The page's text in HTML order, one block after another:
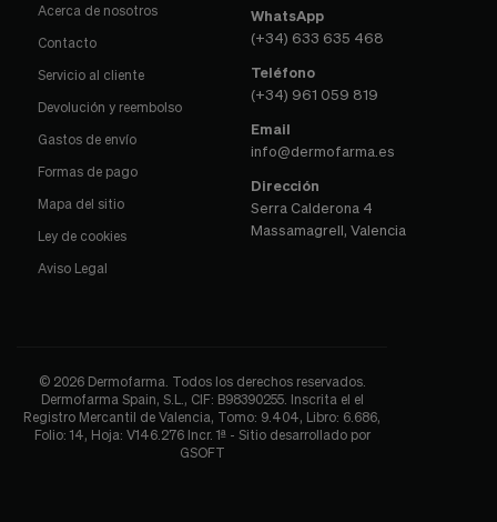
Acerca de nosotros
Contacto
Servicio al cliente
Devolución y reembolso
Gastos de envío
Formas de pago
Mapa del sitio
Ley de cookies
Aviso Legal
WhatsApp
(+34) 633 635 468
Teléfono
(+34) 961 059 819
Email
info@dermofarma.es
Dirección
Serra Calderona 4
Massamagrell, Valencia
© 2026 Dermofarma. Todos los derechos reservados.
Dermofarma Spain, S.L., CIF: B98390255. Inscrita el el
Registro Mercantil de Valencia, Tomo: 9.404, Libro: 6.686,
Folio: 14, Hoja: V146.276 Incr. 1ª - Sitio desarrollado por
GSOFT